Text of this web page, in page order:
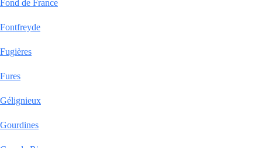
Fond de France
Fontfreyde
Fugières
Fures
Gélignieux
Gourdines